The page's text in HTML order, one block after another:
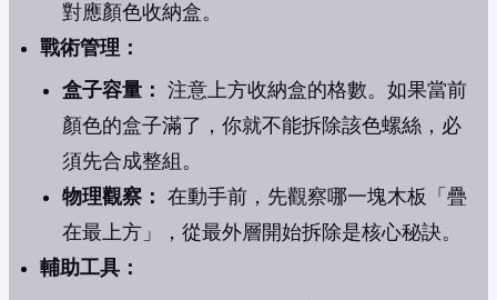
對應顏色收納盒。
戰術管理：
盒子容量： 注意上方收納盒的格數。如果當前
顏色的盒子滿了，你就不能拆除該色螺絲，必
須先合成整組。
物理觀察： 在動手前，先觀察哪一塊木板「疊
在最上方」，從最外層開始拆除是核心秘訣。
輔助工具：